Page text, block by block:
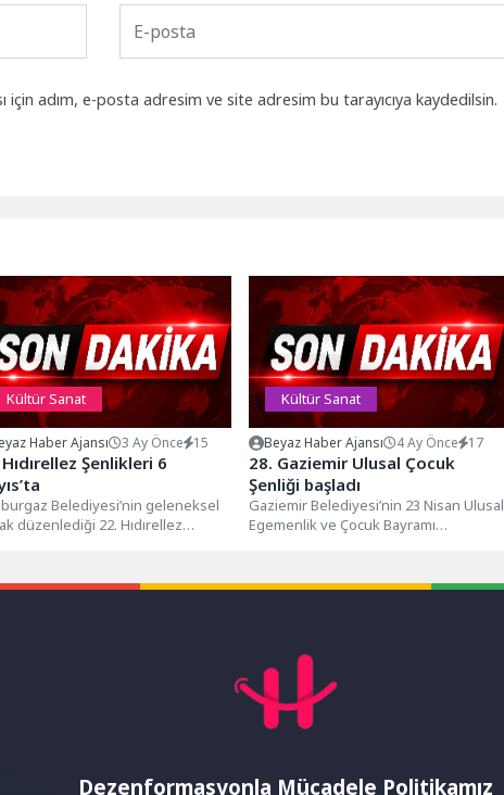
için adım, e-posta adresim ve site adresim bu tarayıcıya kaydedilsin.
Kültür Sanat
Haber Ajansı 3 Ay Önce 15
Şenlikleri 6
Belediyesi’nin geleneksel
düzenlediği 22. Hıdırellez
Kültür Sanat
Beyaz Haber Ajansı 4 Ay Önce 17
28. Gaziemir Ulusal Çocuk
Şenliği başladı
Gaziemir Belediyesi’nin 23 Nisan Ulusal
Egemenlik ve Çocuk Bayramı
Dezenformasyonla Mücadele Politikamız